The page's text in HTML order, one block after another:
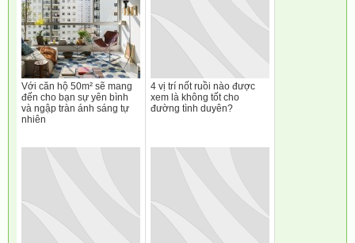
Với căn hộ 50m² sẽ mang
đến cho bạn sự yên bình
và ngập tràn ánh sáng tự
nhiên
4 vị trí nốt ruồi nào được
xem là không tốt cho
đường tình duyên?